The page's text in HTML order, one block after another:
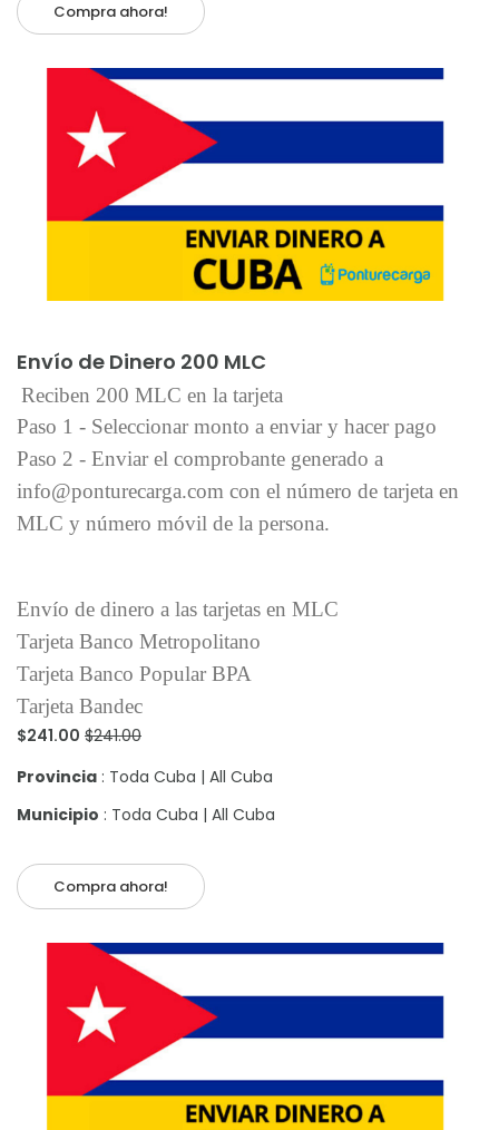
Compra ahora!
Envío de Dinero 200 MLC
Reciben 200 MLC en la tarjeta
Paso 1 - Seleccionar monto a enviar y hacer pago
Paso 2 - Enviar el comprobante generado a
info@ponturecarga.com con el número de tarjeta en
MLC y número móvil de la persona.
Envío de dinero a las tarjetas en MLC
Tarjeta Banco Metropolitano
Tarjeta Banco Popular BPA
Tarjeta Bandec
$241.00 $241.00
Provincia : Toda Cuba | All Cuba
Municipio : Toda Cuba | All Cuba
Compra ahora!